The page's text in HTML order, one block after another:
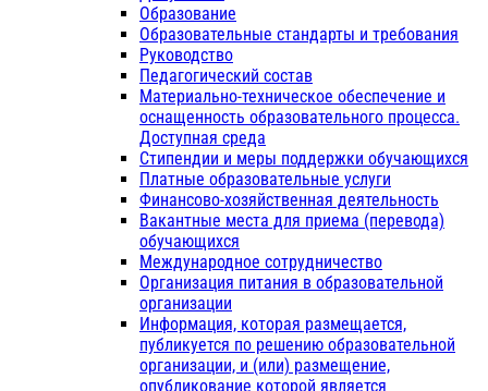
Образование
Образовательные стандарты и требования
Руководство
Педагогический состав
Материально-техническое обеспечение и
оснащенность образовательного процесса.
Доступная среда
Стипендии и меры поддержки обучающихся
Платные образовательные услуги
Финансово-хозяйственная деятельность
Вакантные места для приема (перевода)
обучающихся
Международное сотрудничество
Организация питания в образовательной
организации
Информация, которая размещается,
публикуется по решению образовательной
организации, и (или) размещение,
опубликование которой является